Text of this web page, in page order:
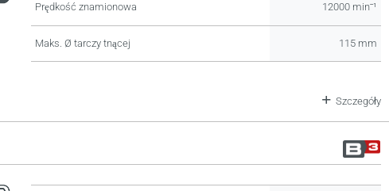
Prędkość znamionowa 12000 minˉ¹
Maks. Ø tarczy tnącej 115 mm
Szczegóły